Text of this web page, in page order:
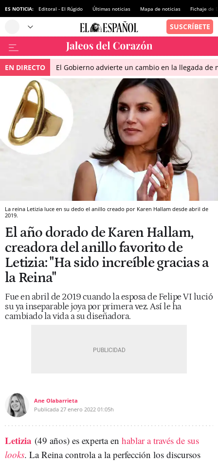
ES NOTICIA: Editoral - El Rúgido Últimas noticias Mapa de noticias Fichaje de
EN DIRECTO El Gobierno advierte un cambio en la llegada
La reina Letizia luce en su dedo el anillo creado por Karen Hallam desde abril de
2019.
El año dorado de Karen Hallam,
creadora del anillo favorito de
Letizia: "Ha sido increíble gracias a
la Reina"
Fue en abril de 2019 cuando la esposa de Felipe VI lució
su ya inseparable joya por primera vez. Así le ha
cambiado la vida a su diseñadora.
Ane Olabarrieta
Publicada 27 enero 2022 01:05h
Letizia (49 años) es experta en hablar a través de sus
looks. La Reina controla a la perfección los discursos